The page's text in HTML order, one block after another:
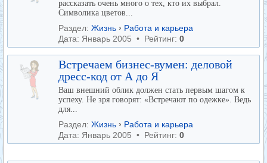
рассказать очень много о тех, кто их выбрал.
Символика цветов...
Раздел: Жизнь › Работа и карьера
Дата: Январь 2005 • Рейтинг: 0
Встречаем бизнес-вумен: деловой
дресс-код от А до Я
Ваш внешний облик должен стать первым шагом к
успеху. Не зря говорят: «Встречают по одежке». Ведь
для...
Раздел: Жизнь › Работа и карьера
Дата: Январь 2005 • Рейтинг: 0